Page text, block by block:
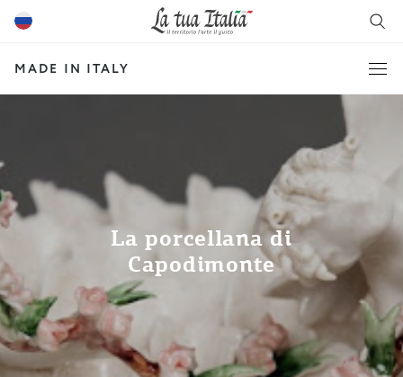
MADE IN ITALY
La porcellana di
Capodimonte